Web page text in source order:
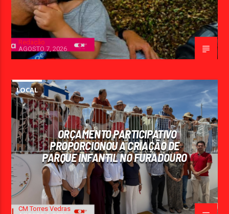
Redação
AGOSTO 7, 2026
LOCAL
ORÇAMENTO PARTICIPATIVO
PROPORCIONOU A CRIAÇÃO DE
PARQUE INFANTIL NO FURADOURO
CM Torres Vedras